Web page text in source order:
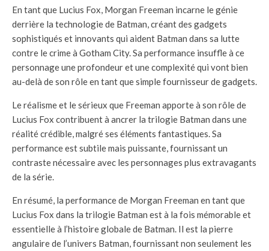
En tant que Lucius Fox, Morgan Freeman incarne le génie
derrière la technologie de Batman, créant des gadgets
sophistiqués et innovants qui aident Batman dans sa lutte
contre le crime à Gotham City. Sa performance insuffle à ce
personnage une profondeur et une complexité qui vont bien
au-delà de son rôle en tant que simple fournisseur de gadgets.
Le réalisme et le sérieux que Freeman apporte à son rôle de
Lucius Fox contribuent à ancrer la trilogie Batman dans une
réalité crédible, malgré ses éléments fantastiques. Sa
performance est subtile mais puissante, fournissant un
contraste nécessaire avec les personnages plus extravagants
de la série.
En résumé, la performance de Morgan Freeman en tant que
Lucius Fox dans la trilogie Batman est à la fois mémorable et
essentielle à l’histoire globale de Batman. Il est la pierre
angulaire de l’univers Batman, fournissant non seulement les